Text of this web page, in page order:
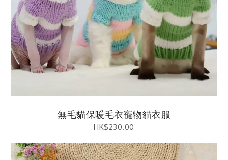
無毛貓保暖毛衣寵物貓衣服
HK$230.00